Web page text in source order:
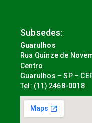
Subsedes:
Guarulhos
Rua Quinze de
Centro
Guarulhos – SP –
Tel: (11) 2468-0018